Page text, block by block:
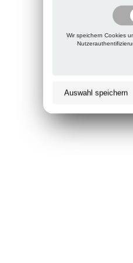
Wir speichern Cookies
Auswahl speichern